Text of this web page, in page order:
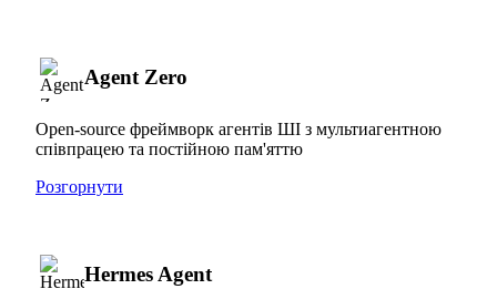
Agent Zero
Open-source фреймворк агентів ШІ з мультиагентною
співпрацею та постійною пам'яттю
Розгорнути
Hermes Agent